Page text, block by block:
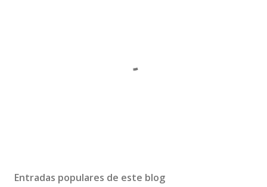
b
Entradas populares de este blog